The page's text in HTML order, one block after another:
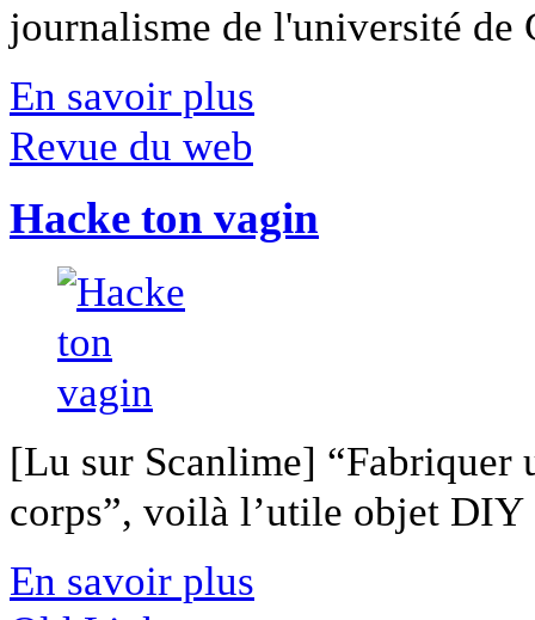
journalisme de l'université
En savoir plus
Revue du web
Hacke ton vagin
[Lu sur Scanlime] “Fabriquer
corps”, voilà l’utile objet
En savoir plus